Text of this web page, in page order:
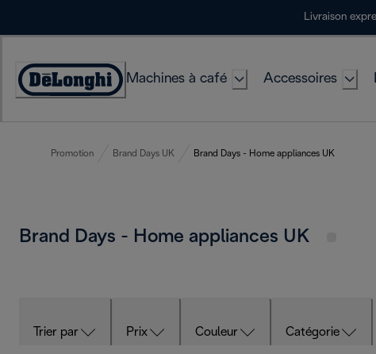
Livraison
Déclaration
Machines à café Accessoires
Promotion Brand Days UK Brand Days - Home appliances UK
Brand Days - Home appliances UK
Trier par Prix Couleur Catégorie